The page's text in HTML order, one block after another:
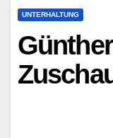
UNTERHALTUNG